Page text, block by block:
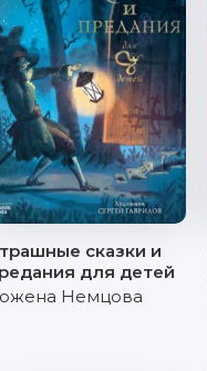
сказки и
для детей
Немцова